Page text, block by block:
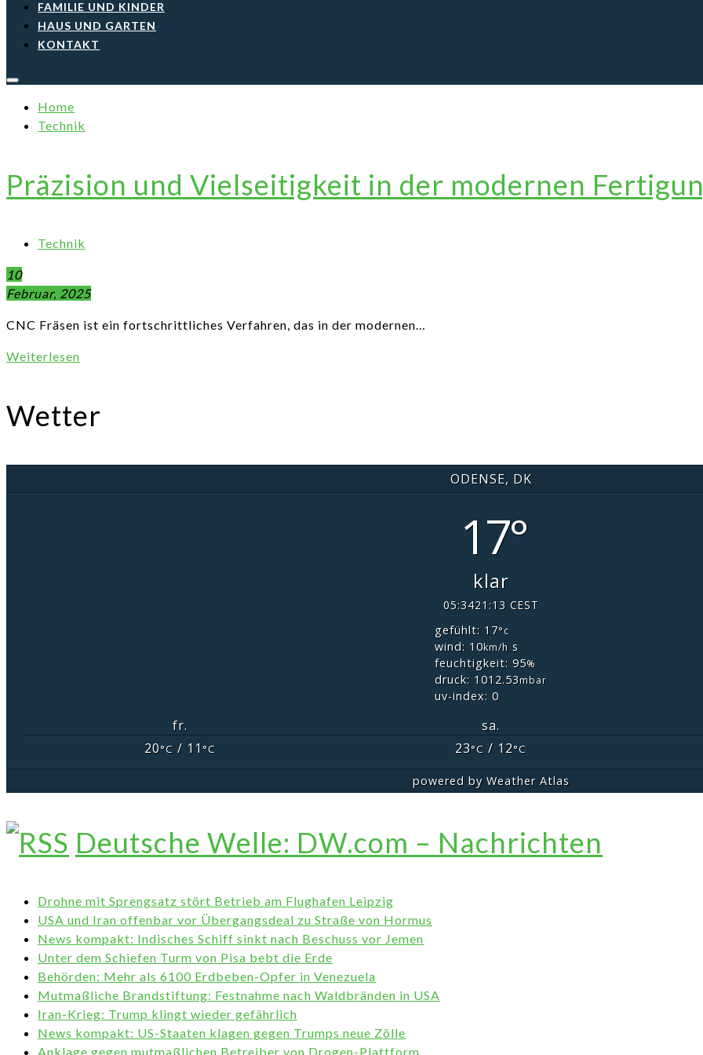
FAMILIE UND KINDER
HAUS UND GARTEN
KONTAKT
Home
Technik
Präzision und Vielseitigkeit in der modernen
Technik
10
Februar, 2025
CNC Fräsen ist ein fortschrittliches Verfahren, das in der modernen…
Weiterlesen
Wetter
ODENSE, DK
17°
klar
05:3421:13 CEST
gefühlt: 17°c
wind: 10km/h s
feuchtigkeit: 95%
druck: 1012.53mbar
uv-index: 0
fr.
sa.
20°C / 11 °C 23°C / 12°C
powered by Weather Atlas
Deutsche Welle: DW.com – Nachrichten
Drohne mit Sprengsatz stört Betrieb am Flughafen Leipzig
USA und Iran offenbar vor Übergangsdeal zu Straße von Hormus
News kompakt: Indisches Schiff sinkt nach Beschuss vor Jemen
Unter dem Schiefen Turm von Pisa bebt die Erde
Behörden: Mehr als 6100 Erdbeben-Opfer in Venezuela
Mutmaßliche Brandstiftung: Festnahme nach Waldbränden in USA
Iran-Krieg: Trump klingt wieder gefährlich
News kompakt: US-Staaten klagen gegen Trumps neue Zölle
Anklage gegen mutmaßlichen Betreiber von Drogen-Plattform